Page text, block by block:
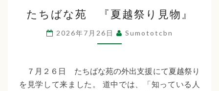
福
祉
会
ち
ば
な
『夏
越
たちばな苑 『夏越祭り見物』
2026年7月26日 Sumototcbn
７月２６日 たちばな苑の外出支援にて夏越祭り
を見学して来ました。 道中では、「知っている人